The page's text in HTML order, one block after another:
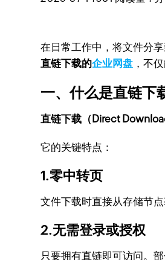
在日常工作中，将文件分
直链下载的企业网盘 ，不
一、什么是直链下
直链下载（Direct
它的关键特点：
1.零中转页
文件下载时直接从存储节
2.无需登录或授权
只要拥有直链即可访问。